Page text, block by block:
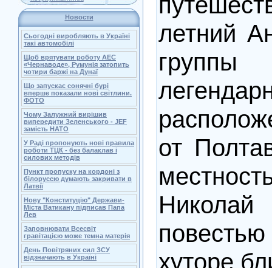
Новости
Сьогодні виробляють в Україні
такі автомобілі
Щоб врятувати роботу АЕС
«Чернаводе», Румунія затопить
чотири баржі на Дунаї
Що запускає сонячні бурі
вперше показали нові світлини.
ФОТО
Чому Залужний вирішив
випередити Зеленського - JEF
замість НАТО
У Раді пропонують нові правила
роботи ТЦК - без балаклав і
силових методів
Пункт пропуску на кордоні з
білоруссю думають закривати в
Латвії
Нову "Конституцію" Держави-
Міста Ватикану підписав Папа
Лев
Заповнювати Всесвіт
гравітацією може темна матерія
День Повітряних сил ЗСУ
відзначають в Україні
летний
группы
от
Николай
хуторе